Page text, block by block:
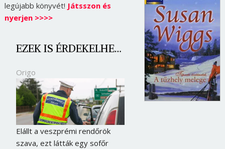
legújabb könyvét! Játsszon és
nyerjen >>>>
EZEK IS ÉRDEKELHETNEK
Origo
Elállt a veszprémi rendőrök
szava, ezt látták egy sofőr